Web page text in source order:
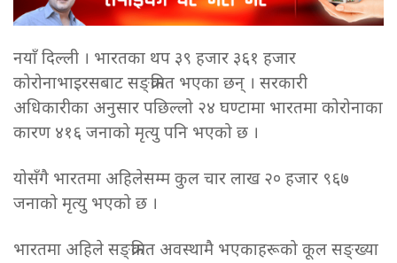
नयाँ दिल्ली । भारतका थप ३९ हजार ३६१ हजार
कोरोनाभाइरसबाट सङ्क्रमित भएका छन् । सरकारी
अधिकारीका अनुसार पछिल्लो २४ घण्टामा भारतमा कोरोनाका
कारण ४१६ जनाको मृत्यु पनि भएको छ ।
योसँगै भारतमा अहिलेसम्म कुल चार लाख २० हजार ९६७
जनाको मृत्यु भएको छ ।
भारतमा अहिले सङ्क्रमित अवस्थामै भएकाहरूको कूल सङ्ख्या